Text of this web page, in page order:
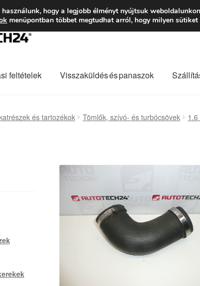
2618 Ft-tól
feltételek Visszaküldés és panaszok
és tartozékok Tömlők, szívó- és turbócsövek 1.6
hogy a legjobb élményt nyújtsuk
menüpontban többet megtudhat arról, hogy milyen